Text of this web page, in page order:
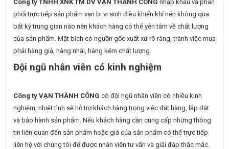
Công ty TNHH XNK TM DV VẠN THÀNH CÔNG nhập khẩu và phân
phối trực tiếp sản phẩm van bi vi sinh điều khiển khí nén không qua
bất kỳ trung gian nào nên khách hàng có thể yên tâm về chất lượng
của sản phẩm. Mặt bích có nguồn gốc xuất xứ rõ ràng, tránh việc mua
phải hàng giả, hàng nhái, hàng kém chất lượng.
Đội ngũ nhân viên có kinh nghiệm
Công ty VẠN THÀNH CÔNG có đội ngũ nhân viên có nhiều kinh
nghiệm, nhiệt tình sẽ hỗ trợ khách hàng trong việc đặt hàng, lắp đặt
và bảo hành sản phẩm. Nếu khách hàng cần cung cấp những thông
tin liên quan đến sản phẩm hoặc giá của sản phẩm có thể trực tiếp
liên hệ với chúng tôi để được nhân viên tư vấn và giải đáp thắc mắc.